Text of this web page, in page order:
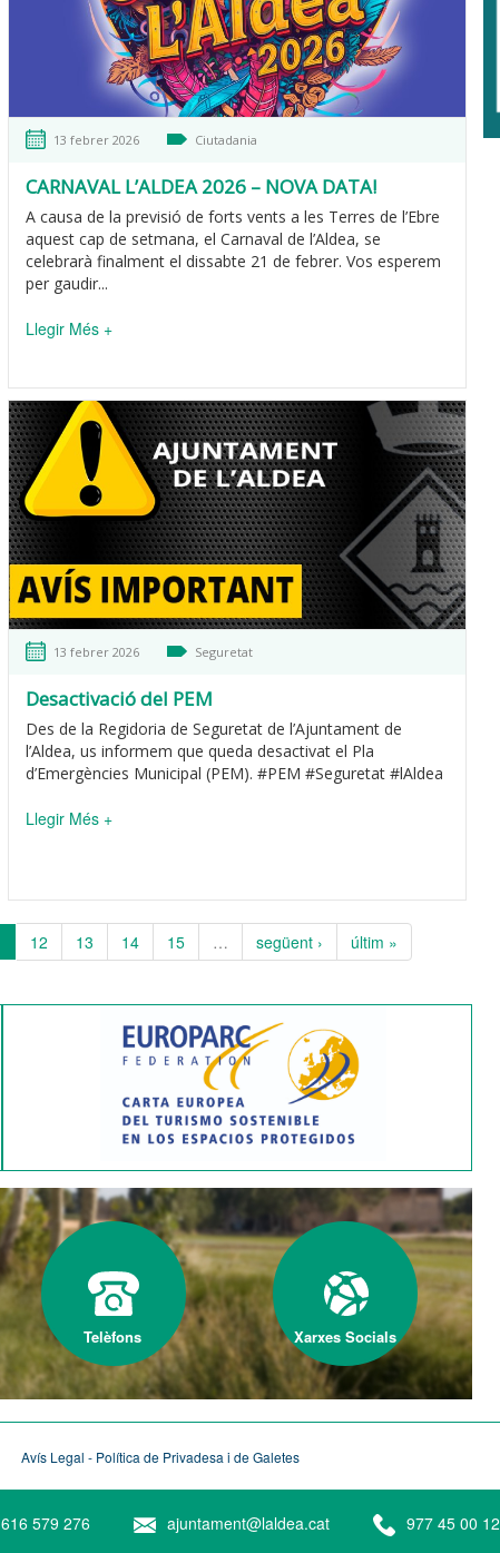
13 febrer 2026 Ciutadania
CARNAVAL L’ALDEA 2026 – NOVA DATA!
A causa de la previsió de forts vents a les Terres de l’Ebre
aquest cap de setmana, el Carnaval de l’Aldea, se
celebrarà finalment el dissabte 21 de febrer. Vos esperem
per gaudir...
Llegir Més +
13 febrer 2026 Seguretat
Desactivació del PEM
Des de la Regidoria de Seguretat de l’Ajuntament de
l’Aldea, us informem que queda desactivat el Pla
d’Emergències Municipal (PEM). #PEM #Seguretat #lAldea
Llegir Més +
12 13 14 15 … següent › últim »
Telèfons Xarxes Socials
Avís Legal - Política de Privadesa i de Galetes
616 579 276 ajuntament@laldea.cat 977 45 00 12